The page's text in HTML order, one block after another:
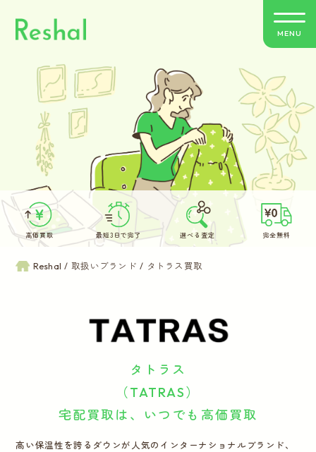
リシャールの特徴
買取方法のご案内
取扱いブランド
よくあるご質問
お客さまの声
運営会社
ログイン お問い合わせ
MENU
高価買取 最短3日で完了 選べる査定 完全無料
Reshal 取扱いブランド タトラス買取
タトラス
（TATRAS）
宅配買取は、いつでも高価買取
高い保温性を誇るダウンが人気のインターナショナルブランド、